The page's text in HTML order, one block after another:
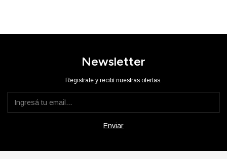
Newsletter
Registrate y recibí nuestras ofertas.